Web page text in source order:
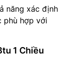
năng xác định
phù hợp với
1 Chiều